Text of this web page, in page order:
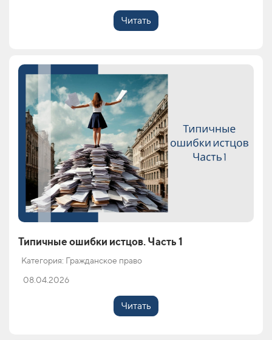
Читать
Типичные ошибки истцов. Часть 1
Категория: Гражданское право
08.04.2026
Читать